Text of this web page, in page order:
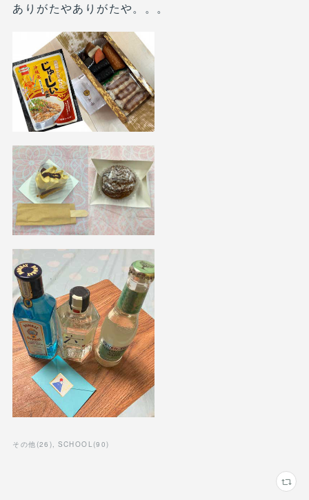
ありがたやありがたや。。。
その他 (26 ) SCHOOL(90)